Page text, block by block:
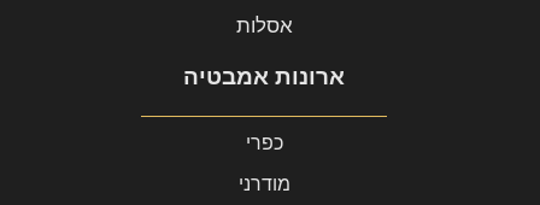
אסלות
ארונות אמבטיה
כפרי
מודרני